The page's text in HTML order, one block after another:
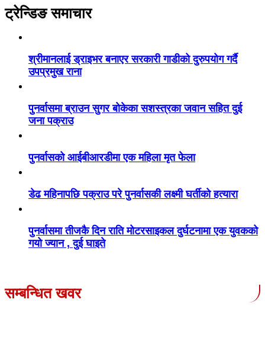
ट्रेन्डिङ समाचार
श्रीमानलाई ड्राइभर बनाएर सरकारी गाडीको दुरुपयोग गर्दै
उपप्रमुख राना
पुनर्वासमा ब्राउन सुगर बोकेका सशस्त्रका जवान सहित दुई
जना पक्राउ
पुनर्वासको आईबीआरडीमा एक महिला मृत फेला
डेढ महिनापछि पक्राउ परे पुनर्वासकी लक्ष्मी घर्तीको हत्यारा
पुनर्वासमा तीजकै दिन राति मोटरसाइकल दुर्घटनामा एक युवकको
गयो ज्यान , दुई घाइते
सम्बन्धित खवर